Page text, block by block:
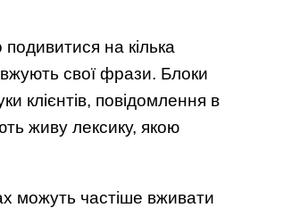
на кілька
свої фрази. Блоки
клієнтів, повідомлення в
живу лексику, якою
можуть частіше вживати